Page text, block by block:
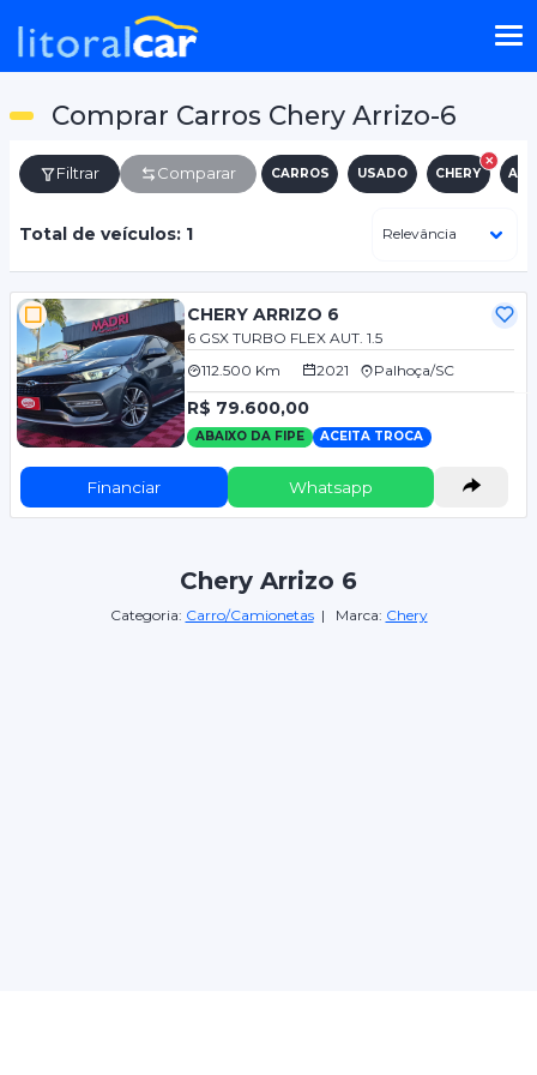
Comprar Carros Chery Arrizo-6
Filtrar Comparar CARROS USADO CHERY
Total de veículos: 1
CHERY ARRIZO 6
6 GSX TURBO FLEX AUT. 1.5
112.500 Km
2021 Palhoça/SC
R$ 79.600,00
ABAIXO DA FIPE ACEITA TROCA
Financiar Whatsapp
Chery Arrizo 6
Categoria: Carro/Camionetas| Marca: Chery